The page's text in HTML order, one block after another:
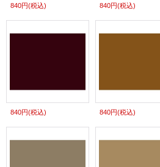
840円(税込) 840円(税込)
840円(税込) 840円(税込)